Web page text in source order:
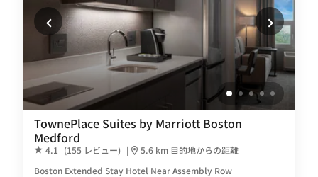
TownePlace Suites by Marriott Boston
Medford
4.1 (155 レビュー) |
5.6 km 目的地からの距離
Boston Extended Stay Hotel Near Assembly Row